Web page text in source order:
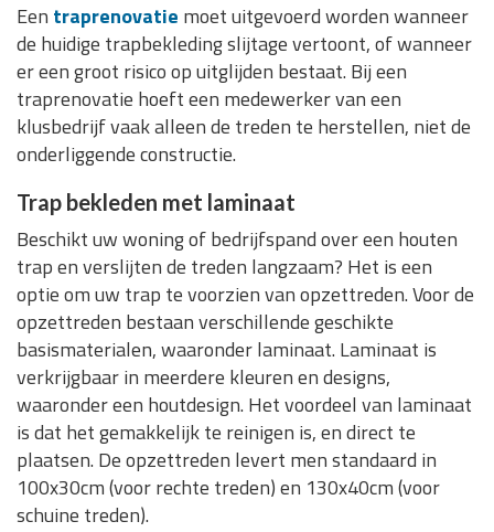
Een traprenovatie moet uitgevoerd worden wanneer
de huidige trapbekleding slijtage vertoont, of wanneer
er een groot risico op uitglijden bestaat. Bij een
traprenovatie hoeft een medewerker van een
klusbedrijf vaak alleen de treden te herstellen, niet de
onderliggende constructie.
Trap bekleden met laminaat
Beschikt uw woning of bedrijfspand over een houten
trap en verslijten de treden langzaam? Het is een
optie om uw trap te voorzien van opzettreden. Voor de
opzettreden bestaan verschillende geschikte
basismaterialen, waaronder laminaat. Laminaat is
verkrijgbaar in meerdere kleuren en designs,
waaronder een houtdesign. Het voordeel van laminaat
is dat het gemakkelijk te reinigen is, en direct te
plaatsen. De opzettreden levert men standaard in
100x30cm (voor rechte treden) en 130x40cm (voor
schuine treden).